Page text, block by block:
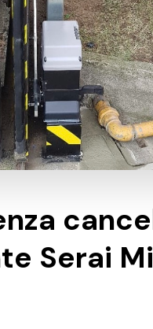
Serai